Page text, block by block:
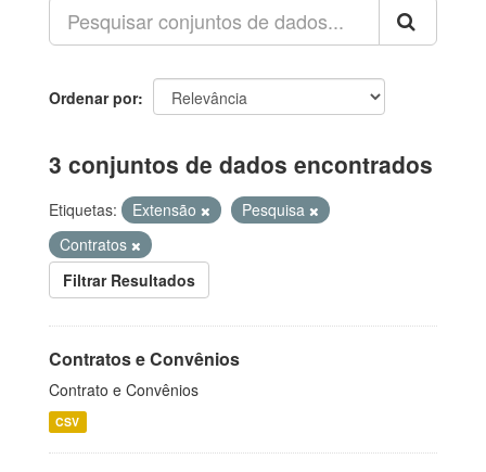
Ordenar por
3 conjuntos de dados encontrados
Etiquetas: Extensão
Pesquisa
Contratos
Filtrar Resultados
Contratos e Convênios
Contrato e Convênios
CSV